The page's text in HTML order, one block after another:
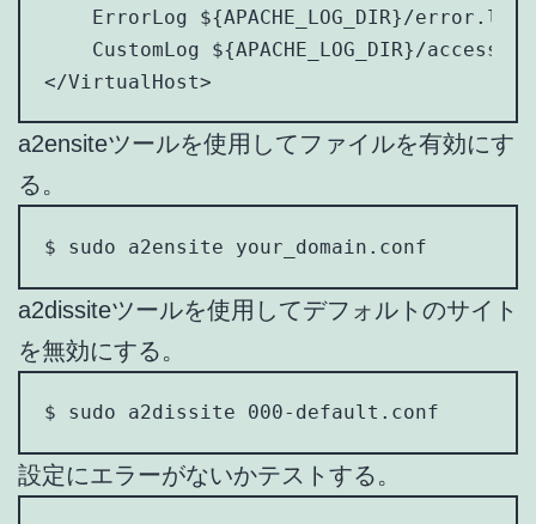
    ErrorLog ${APACHE_LOG_DIR}/error.log
CustomLog ${APACHE_LOG_DIR}/
</VirtualHost>
a2ensiteツールを使用してファイルを有効にす
る。
$ sudo a2ensite your_domain.conf
a2dissiteツールを使用してデフォルトのサイト
を無効にする。
$ sudo a2dissite 000-default.conf
設定にエラーがないかテストする。